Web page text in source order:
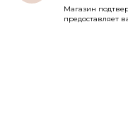
Магазин
предоставляет